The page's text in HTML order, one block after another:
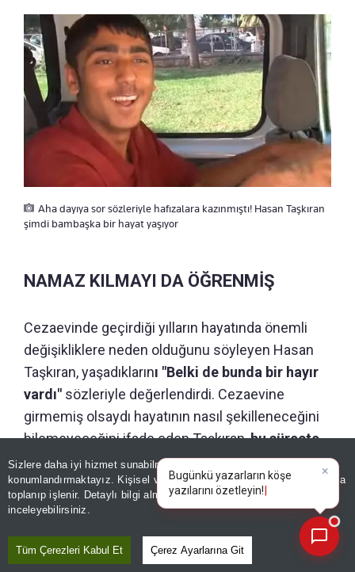
Sizlere daha iyi hizmet sunabilmek adına sitemizde
konumlandırmaktayız. Kişisel verileriniz, KVKK ve GDPR kapsamında
toplanıp işlenir. Detaylı bilgi almak içinAydınlatma Metnimizi
inceleyebilirsiniz.
Tüm Çerezleri Kabul Et Çerez Ayarlarına Git
Aha dayıya sor sözleriyle hafızalara kazınmıştı! Hasan Taşkıran
şimdi bambaşka bir hayat yaşıyor
NAMAZ KILMAYI DA ÖĞRENMİŞ
Cezaevinde geçirdiği yılların hayatında önemli
değişikliklere neden olduğunu söyleyen Hasan
Taşkıran, yaşadıklarını "Belki de bunda bir hayır
vardı" sözleriyle değerlendirdi. Cezaevine
girmemiş olsaydı hayatının nasıl şekilleneceğini
bilemeyeceğini ifade eden Taşkıran,bu süreçte
namaz kılmayı, abdest almayı öğrendiğini
belirterek, "Bunları daha önce bilmiyordum.
Belki de cezaevine girmemin benim için böyle
Bugünkü yaza|